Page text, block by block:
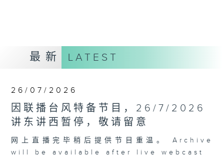
最新 LATEST
26/07/2026
因联播台风特备节目，26/7/2026
讲东讲西暂停，敬请留意
网上直播完毕稍后提供节目重温。 Archive
will be available after live webcast